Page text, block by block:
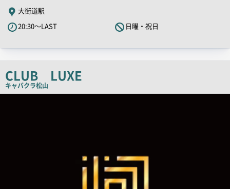
PR
キ
ャ
ピ
ー
大街道駅
20:30～LAST
日曜・祝日
CLUB LUXE
キャバクラ松山
店